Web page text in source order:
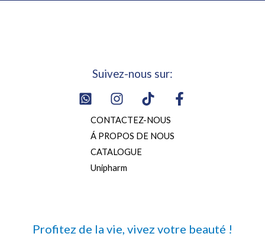
Suivez-nous sur:
CONTACTEZ-NOUS
Á PROPOS DE NOUS
CATALOGUE
Unipharm
Profitez de la vie, vivez votre beauté !